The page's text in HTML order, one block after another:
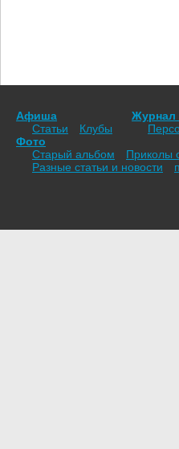
Афиша
Статьи
Клубы
Журнал
Фото
Старый альбом
Приколы
Разные статьи и новости